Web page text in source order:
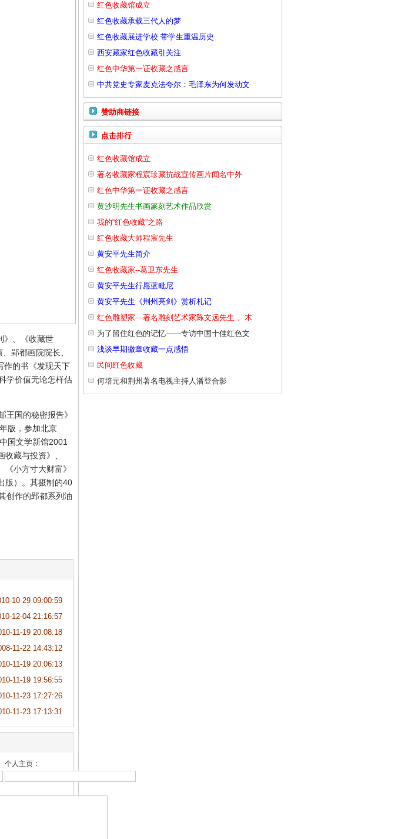
》、《收藏世
郢都画院院长、
作的书《发现天下
学价值无论怎样估
国的秘密报告》
版，参加北京
国文学新馆2001
藏与投资》、
小方寸大财富》
版）。其摄制的40
创作的郢都系列油
10-29 09:00:59
12-04 21:16:57
11-19 20:08:18
11-22 14:43:12
11-19 20:06:13
11-19 19:56:55
11-23 17:27:26
11-23 17:13:31
个人主页：
红色收藏馆成立
红色收藏承载三代人的梦
红色收藏展进学校 带学生重温历史
西安藏家红色收藏引关注
红色中华第一证收藏之感言
中共党史专家麦克法夸尔：毛泽东为何发动文
赞助商链接
点击排行
红色收藏馆成立
著名收藏家程宸珍藏抗战宣传画片闻名中外
红色中华第一证收藏之感言
黄沙明先生书画篆刻艺术作品欣赏
我的“红色收藏”之路
红色收藏大师程宸先生
黄安平先生简介
红色收藏家--葛卫东先生
黄安平先生行愿蓝毗尼
黄安平先生《荆州亮剑》赏析札记
红色雕塑家—著名雕刻艺术家陈文远先生 、木
为了留住红色的记忆——专访中国十佳红色文
浅谈早期徽章收藏一点感悟
民间红色收藏
何培元和荆州著名电视主持人潘登合影